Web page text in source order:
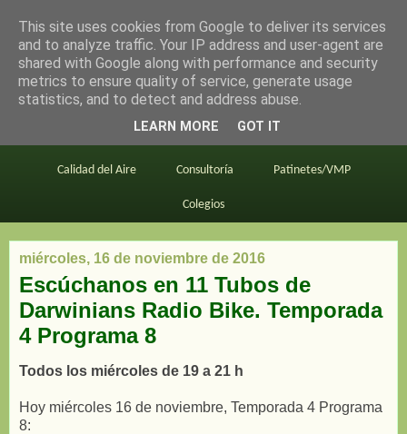
en bici por madrid
Este blog BiciMAD Primeros consejos
Calidad del Aire Consultoría Patinetes/VMP
Colegios
miércoles, 16 de noviembre de 2016
Escúchanos en 11 Tubos de
Darwinians Radio Bike. Temporada
4 Programa 8
Todos los miércoles de 19 a 21 h
Hoy miércoles 16 de noviembre, Temporada 4 Programa
8:
This site uses cookies from Google to deliver its services
and to analyze traffic. Your IP address and user-agent are
shared with Google along with performance and security
metrics to ensure quality of service, generate usage
statistics, and to detect and address abuse.
LEARN MORE GOT IT